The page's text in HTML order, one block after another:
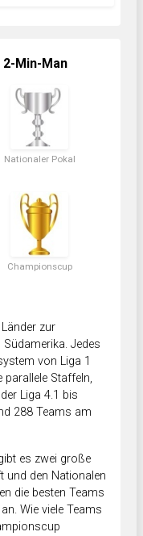
Min-Man
Nationaler Pokal
Championscup
zur
Jedes
von Liga 1
parallele Staffeln,
Liga 4.1 bis
288 Teams am
es zwei große
und den Nationalen
die besten Teams
Wie viele Teams